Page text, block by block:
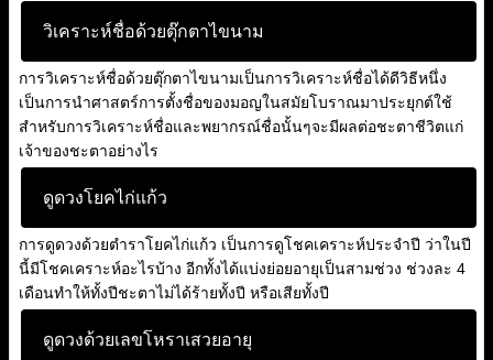
วิเคราะห์ชื่อด้วยตุ๊กตาไขนาม
การวิเคราะห์ชื่อด้วยตุ๊กตาไขนามเป็นการวิเคราะห์ชื่อได้ดีวิธีหนึ่ง
เป็นการนำศาสตร์การตั้งชื่อของมอญในสมัยโบราณมาประยุกต์ใช้
สำหรับการวิเคราะห์ชื่อและพยากรณ์ชื่อนั้นๆจะมีผลต่อชะตาชีวิตแก่
เจ้าของชะตาอย่างไร
ดูดวงโยคไก่แก้ว
การดูดวงด้วยตำราโยคไก่แก้ว เป็นการดูโชคเคราะห์ประจำปี ว่าในปี
นี้มีโชคเคราะห์อะไรบ้าง อีกทั้งได้แบ่งย่อยอายุเป็นสามช่วง ช่วงละ 4
เดือนทำให้ทั้งปีชะตาไม่ได้ร้ายทั้งปี หรือเสียทั้งปี
ดูดวงด้วยเลขโหราเสวยอายุ